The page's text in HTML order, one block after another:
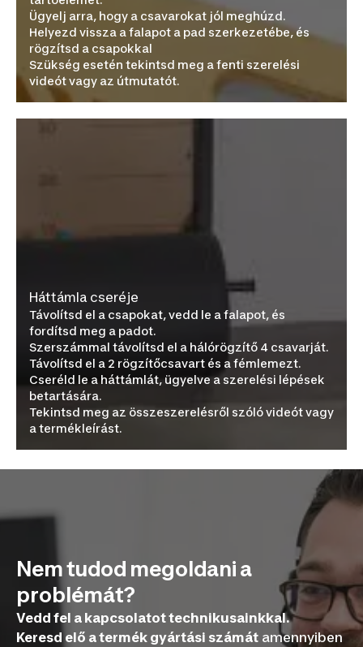
Ügyelj arra, hogy a csavarokat jól meghúzd.
Helyezd vissza a falapot a pad szerkezetébe, és
rögzítsd a csapokkal
Szükség esetén tekintsd meg a fenti szerelési
videót vagy az útmutatót.
Háttámla cseréje
Távolítsd el a csapokat, vedd le a falapot, és
fordítsd meg a padot.
Szerszámmal távolítsd el a hálórögzítő 4 csavarját.
Távolítsd el a 2 rögzítőcsavart és a fémlemezt.
Cseréld le a háttámlát, ügyelve a szerelési lépések
betartására.
Tekintsd meg az összeszerelésről szóló videót vagy
a termékleírást.
Nem tudod megoldani a
problémát?
Vedd fel a kapcsolatot technikusainkkal.
Keresd elő a termék gyártási számát amennyiben